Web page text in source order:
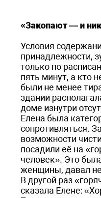
«Закопают — и
Условия
принадлежности,
только по
пять минут, а кто
были не менее
здании
доме изнутри
Елена была
сопротивляться.
возможности
посадили её на
человек». Это
женщины, давал
В другой раз
сказала Елене: